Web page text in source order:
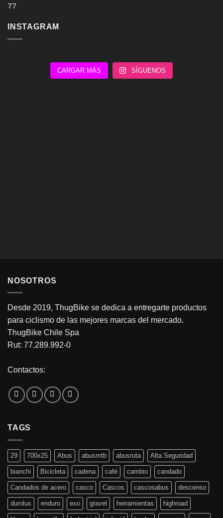
INSTAGRAM
CARGAR MÁS SÍGUENOS
NOSOTROS
Desde 2019, ThugBike se dedica a entregarte productos
para ciclismo de las mejores marcas del mercado.
ThugBike Chile Spa
Rut: 77.289.992-0
Contactos:
TAGS
29 700x25 Abus abusmtb abusruta Alta Seguridad
bianchi Bicicleta cadena café cambio candado
Candados de acero casco Cascos cascosabus descenso
durolux enduro exo gravel herramientas highroad